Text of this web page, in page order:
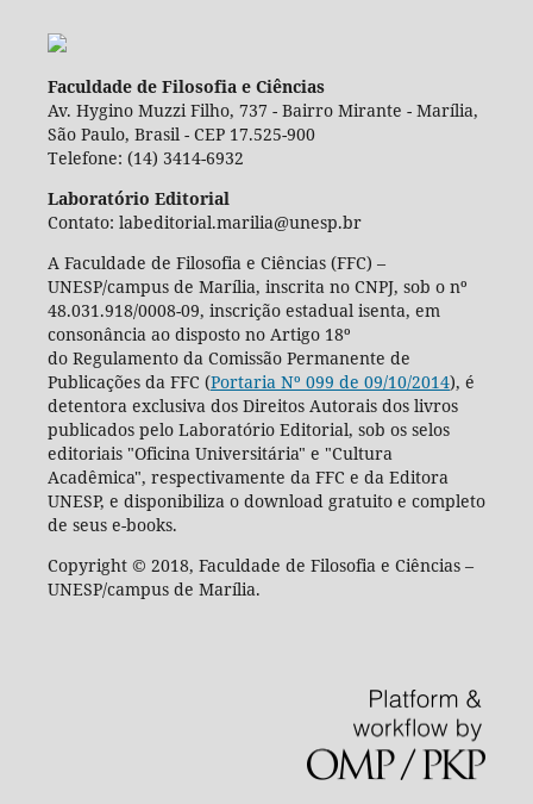
Faculdade de Filosofia e Ciências
Av. Hygino Muzzi Filho, 737 - Bairro Mirante - Marília,
São Paulo, Brasil - CEP 17.525-900
Telefone: (14) 3414-6932
Laboratório Editorial
Contato: labeditorial.marilia@unesp.br
A Faculdade de Filosofia e Ciências (FFC) –
UNESP/campus de Marília, inscrita no CNPJ, sob o nº
48.031.918/0008-09, inscrição estadual isenta, em
consonância ao disposto no Artigo 18º
do Regulamento da Comissão Permanente de
Publicações da FFC (Portaria Nº 099 de 09/10/2014), é
detentora exclusiva dos Direitos Autorais dos livros
publicados pelo Laboratório Editorial, sob os selos
editoriais "Oficina Universitária" e "Cultura
Acadêmica", respectivamente da FFC e da Editora
UNESP, e disponibiliza o download gratuito e completo
de seus e-books.
Copyright © 2018, Faculdade de Filosofia e Ciências –
UNESP/campus de Marília.